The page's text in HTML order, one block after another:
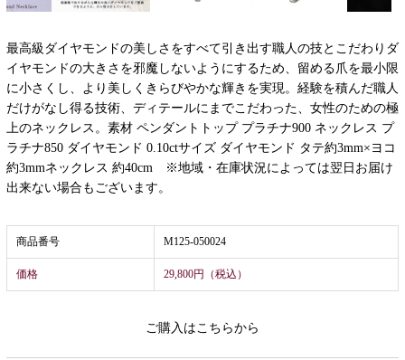
最高級ダイヤモンドの美しさをすべて引き出す職人の技とこだわりダ
イヤモンドの大きさを邪魔しないようにするため、留める爪を最小限
に小さくし、より美しくきらびやかな輝きを実現。経験を積んだ職人
だけがなし得る技術、ディテールにまでこだわった、女性のための極
上のネックレス。素材 ペンダントトップ プラチナ900 ネックレス プ
ラチナ850 ダイヤモンド 0.10ctサイズ ダイヤモンド タテ約3mm×ヨコ
約3mmネックレス 約40cm ※地域・在庫状況によっては翌日お届け
出来ない場合もございます。
商品番号 M125-050024
価格 29,800円（税込）
ご購入はこちらから